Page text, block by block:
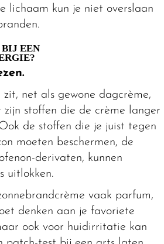
lichaam kun je niet overslaan
BIJ EEN
net als gewone dagcrème,
stoffen die de crème langer
de stoffen die je juist tegen
moeten beschermen, de
derivaten, kunnen
uitlokken.
vaak parfum,
denken aan je favoriete
ook voor huidirritatie kan